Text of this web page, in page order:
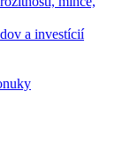
a investícií